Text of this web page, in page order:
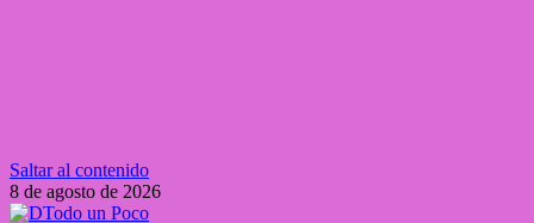
Saltar al contenido
8 de agosto de 2026